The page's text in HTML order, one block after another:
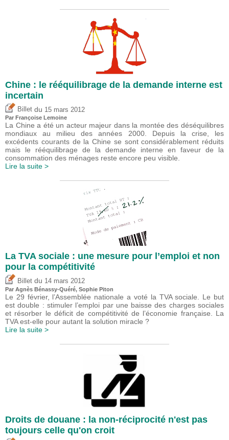
Chine : le rééquilibrage de la demande interne est
incertain
Billet du 15 mars 2012
Par Françoise Lemoine
La Chine a été un acteur majeur dans la montée des déséquilibres
mondiaux au milieu des années 2000. Depuis la crise, les
excédents courants de la Chine se sont considérablement réduits
mais le rééquilibrage de la demande interne en faveur de la
consommation des ménages reste encore peu visible.
Lire la suite >
La TVA sociale : une mesure pour l’emploi et non
pour la compétitivité
Billet du 14 mars 2012
Par Agnès Bénassy-Quéré, Sophie Piton
Le 29 février, l’Assemblée nationale a voté la TVA sociale. Le but
est double : stimuler l’emploi par une baisse des charges sociales
et résorber le déficit de compétitivité de l’économie française. La
TVA est-elle pour autant la solution miracle ?
Lire la suite >
Droits de douane : la non-réciprocité n'est pas
toujours celle qu'on croit